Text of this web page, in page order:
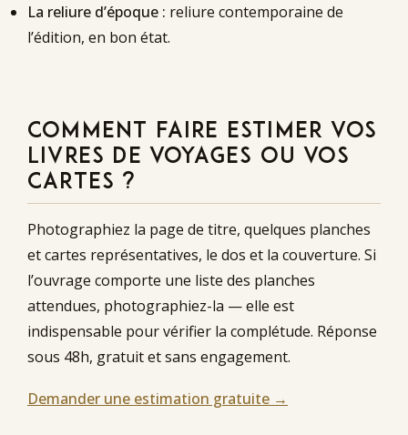
La reliure d’époque : reliure contemporaine de
l’édition, en bon état.
COMMENT FAIRE ESTIMER VOS
LIVRES DE VOYAGES OU VOS
CARTES ?
Photographiez la page de titre, quelques planches
et cartes représentatives, le dos et la couverture. Si
l’ouvrage comporte une liste des planches
attendues, photographiez-la — elle est
indispensable pour vérifier la complétude. Réponse
sous 48h, gratuit et sans engagement.
Demander une estimation gratuite →